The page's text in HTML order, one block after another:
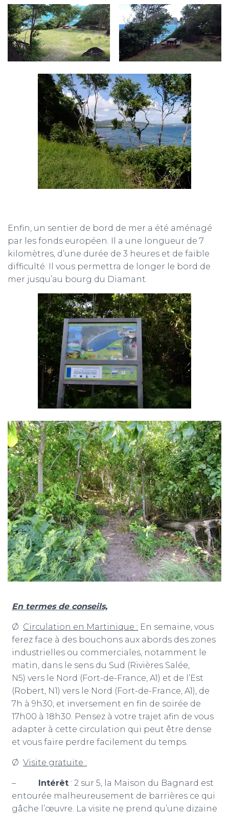
Enfin, un sentier de bord de mer a été aménagé
par les fonds européen. Il a une longueur de 7
kilomètres, d’une durée de 3 heures et de faible
difficulté. Il vous permettra de longer le bord de
mer jusqu’au bourg du Diamant.
En termes de conseils,
Ø Circulation en Martinique : En semaine, vous
ferez face à des bouchons aux abords des zones
industrielles ou commerciales, notamment le
matin, dans le sens du Sud (Rivières Salée,
N5) vers le Nord (Fort-de-France, A1) et de l’Est
(Robert, N1) vers le Nord (Fort-de-France, A1), de
7h à 9h30, et inversement en fin de soirée de
17h00 à 18h30. Pensez à votre trajet afin de vous
adapter à cette circulation qui peut être dense
et vous faire perdre facilement du temps.
Ø Visite gratuite :
– Intérêt : 2 sur 5, la Maison du Bagnard est
entourée malheureusement de barrières ce qui
gâche l’œuvre. La visite ne prend qu’une dizaine